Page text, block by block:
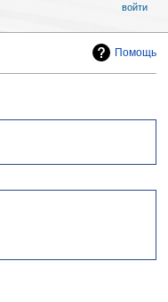
Помощь
войти